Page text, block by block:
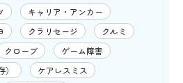
キャリア・アンカー
クラリセージ
クルミ
クローブ
ゲーム障害
ケアレスミス